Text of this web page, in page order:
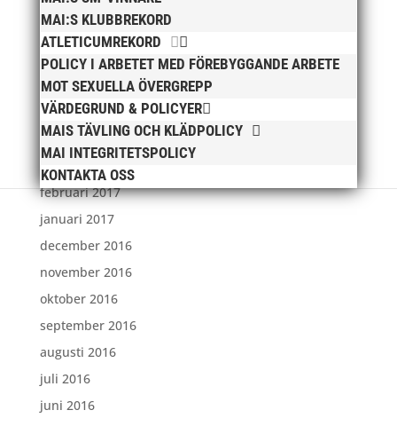
MAI:S KLUBBREKORD
ATLETICUMREKORD
POLICY I ARBETET MED FÖREBYGGANDE ARBETE
MOT SEXUELLA ÖVERGREPP
VÄRDEGRUND & POLICYER
MAIS TÄVLING OCH KLÄDPOLICY
MAI INTEGRITETSPOLICY
KONTAKTA OSS
september 2017
augusti 2017
juli 2017
juni 2017
maj 2017
april 2017
mars 2017
februari 2017
januari 2017
december 2016
november 2016
oktober 2016
september 2016
augusti 2016
juli 2016
juni 2016